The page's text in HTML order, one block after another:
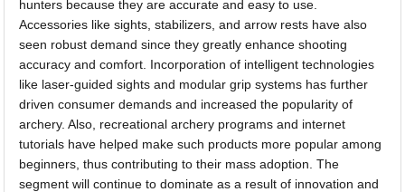
hunters because they are accurate and easy to use.
Accessories like sights, stabilizers, and arrow rests have also
seen robust demand since they greatly enhance shooting
accuracy and comfort. Incorporation of intelligent technologies
like laser-guided sights and modular grip systems has further
driven consumer demands and increased the popularity of
archery. Also, recreational archery programs and internet
tutorials have helped make such products more popular among
beginners, thus contributing to their mass adoption. The
segment will continue to dominate as a result of innovation and